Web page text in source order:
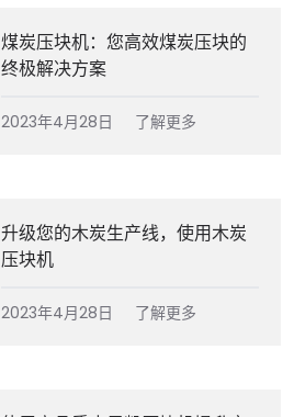
煤炭压块机：您高效煤炭压块的
终极解决方案
2023年4月28日 了解更多
升级您的木炭生产线，使用木炭
压块机
2023年4月28日 了解更多